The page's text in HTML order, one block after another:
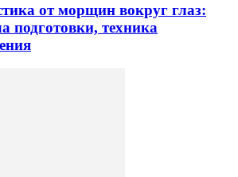
от морщин вокруг глаз:
подготовки, техника